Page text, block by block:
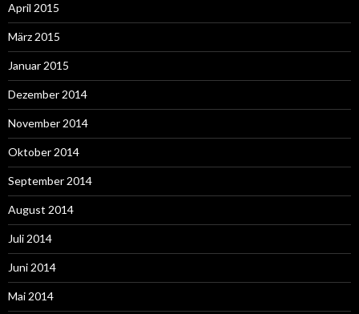
April 2015
März 2015
Januar 2015
Dezember 2014
November 2014
Oktober 2014
September 2014
August 2014
Juli 2014
Juni 2014
Mai 2014